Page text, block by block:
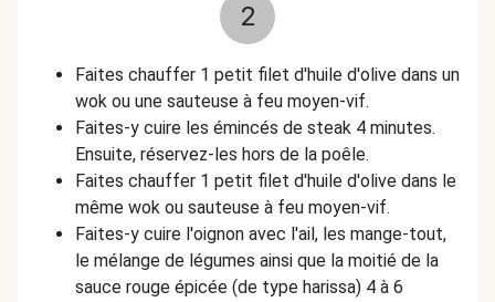
2
Faites chauffer 1 petit filet d'huile d'olive dans un
wok ou une sauteuse à feu moyen-vif.
Faites-y cuire les émincés de steak 4 minutes.
Ensuite, réservez-les hors de la poêle.
Faites chauffer 1 petit filet d'huile d'olive dans le
même wok ou sauteuse à feu moyen-vif.
Faites-y cuire l'oignon avec l'ail, les mange-tout,
le mélange de légumes ainsi que la moitié de la
sauce rouge épicée (de type harissa) 4 à 6